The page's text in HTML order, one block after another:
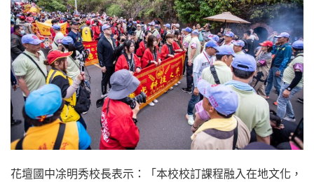
花壇國中凃明秀校長表示：「本校校訂課程融入在地文化，